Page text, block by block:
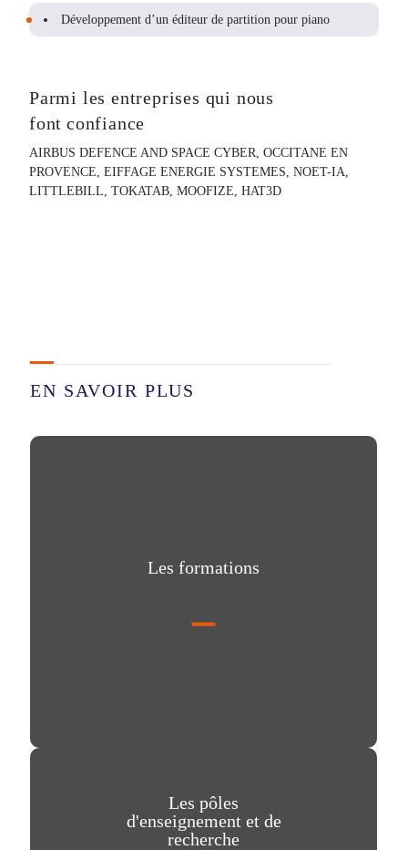
Développement d’un éditeur de partition pour piano
Parmi les entreprises qui nous
font confiance
AIRBUS DEFENCE AND SPACE CYBER, OCCITANE EN
PROVENCE, EIFFAGE ENERGIE SYSTEMES, NOET-IA,
LITTLEBILL, TOKATAB, MOOFIZE, HAT3D
EN SAVOIR PLUS
Les formations
Les formations
Les pôles
d'enseignement et de
recherche